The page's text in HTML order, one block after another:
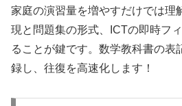
家庭の演習量を増やすだけでは理
現と問題集の形式、ICTの即時フ
ることが鍵です。数学教科書の表
録し、往復を高速化します！